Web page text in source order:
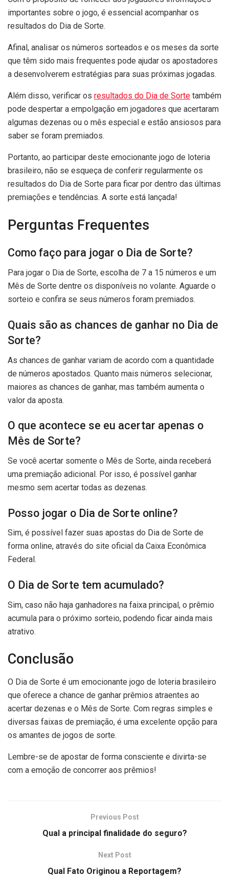
importantes sobre o jogo, é essencial acompanhar os
resultados do Dia de Sorte.
Afinal, analisar os números sorteados e os meses da sorte
que têm sido mais frequentes pode ajudar os apostadores
a desenvolverem estratégias para suas próximas jogadas.
Além disso, verificar os resultados do Dia de Sorte também
pode despertar a empolgação em jogadores que acertaram
algumas dezenas ou o mês especial e estão ansiosos para
saber se foram premiados.
Portanto, ao participar deste emocionante jogo de loteria
brasileiro, não se esqueça de conferir regularmente os
resultados do Dia de Sorte para ficar por dentro das últimas
premiações e tendências. A sorte está lançada!
Perguntas Frequentes
Como faço para jogar o Dia de Sorte?
Para jogar o Dia de Sorte, escolha de 7 a 15 números e um
Mês de Sorte dentre os disponíveis no volante. Aguarde o
sorteio e confira se seus números foram premiados.
Quais são as chances de ganhar no Dia de
Sorte?
As chances de ganhar variam de acordo com a quantidade
de números apostados. Quanto mais números selecionar,
maiores as chances de ganhar, mas também aumenta o
valor da aposta.
O que acontece se eu acertar apenas o
Mês de Sorte?
Se você acertar somente o Mês de Sorte, ainda receberá
uma premiação adicional. Por isso, é possível ganhar
mesmo sem acertar todas as dezenas.
Posso jogar o Dia de Sorte online?
Sim, é possível fazer suas apostas do Dia de Sorte de
forma online, através do site oficial da Caixa Econômica
Federal.
O Dia de Sorte tem acumulado?
Sim, caso não haja ganhadores na faixa principal, o prêmio
acumula para o próximo sorteio, podendo ficar ainda mais
atrativo.
Conclusão
O Dia de Sorte é um emocionante jogo de loteria brasileiro
que oferece a chance de ganhar prêmios atraentes ao
acertar dezenas e o Mês de Sorte. Com regras simples e
diversas faixas de premiação, é uma excelente opção para
os amantes de jogos de sorte.
Lembre-se de apostar de forma consciente e divirta-se
com a emoção de concorrer aos prêmios!
Previous Post
Qual a principal finalidade do seguro?
Next Post
Qual Fato Originou a Reportagem?